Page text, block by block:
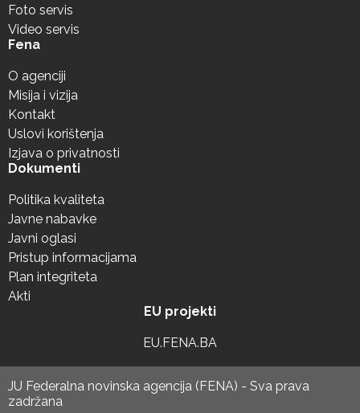
Foto servis
Video servis
Fena
O agenciji
Misija i vizija
Kontakt
Uslovi korištenja
Izjava o privatnosti
Dokumenti
Politika kvaliteta
Javne nabavke
Javni oglasi
Pristup informacijama
Plan integriteta
Akti
EU projekti
EU.FENA.BA
JU Federalna novinska agencija (FENA) - Sva prava
zadržana